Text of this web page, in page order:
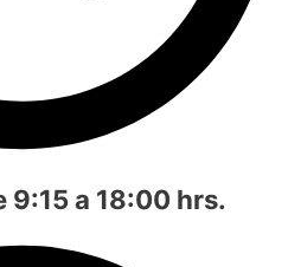
9:15 a 18:00 hrs.